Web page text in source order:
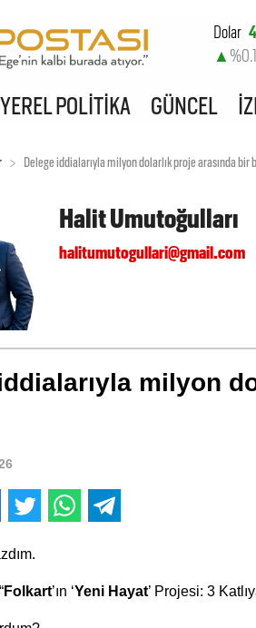
Dolar
▲
%-
YEREL POLİTİKA GÜNCEL
Delege iddialarıyla milyon dolarlık proje arasında bir
Halit Umutoğulları
halitumutogullari@gmail.com
milyon
Folkart’ın ‘Yeni Hayat’ Projesi: 3